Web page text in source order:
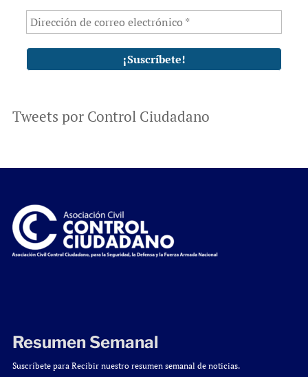
Tweets por Control Ciudadano
Resumen Semanal
Suscríbete para Recibir nuestro resumen semanal de noticias.